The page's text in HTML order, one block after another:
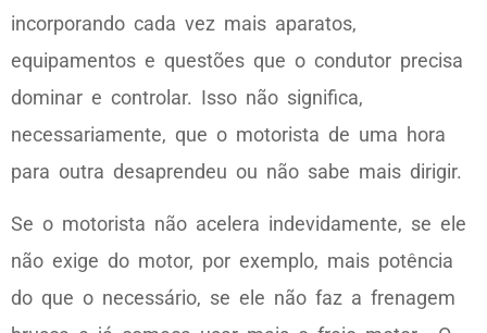
incorporando cada vez mais aparatos,
equipamentos e questões que o condutor precisa
dominar e controlar. Isso não significa,
necessariamente, que o motorista de uma hora
para outra desaprendeu ou não sabe mais dirigir.
Se o motorista não acelera indevidamente, se ele
não exige do motor, por exemplo, mais potência
do que o necessário, se ele não faz a frenagem